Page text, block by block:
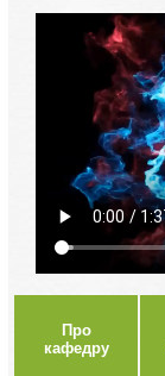
Про
кафедру